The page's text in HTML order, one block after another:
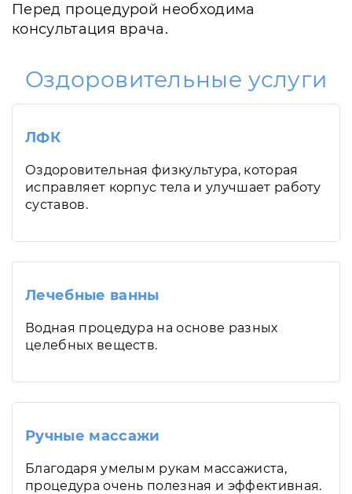
Перед процедурой необходима
консультация врача.
Оздоровительные услуги
ЛФК
Оздоровительная физкультура, которая
исправляет корпус тела и улучшает работу
суставов.
Лечебные ванны
Водная процедура на основе разных
целебных веществ.
Ручные массажи
Благодаря умелым рукам массажиста,
процедура очень полезная и эффективная.